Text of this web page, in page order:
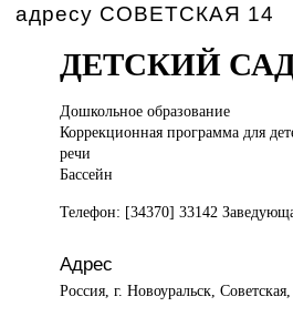
адресу СОВЕТСКАЯ 14
ДЕТСКИЙ САД
Дошкольное образование
Коррекционная программа для
речи
Бассейн
Телефон: [34370] 33142
Адрес
Россия, г. Новоуральск,